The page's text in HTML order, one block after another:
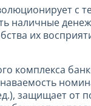
с
наличные
их
комплекса
защищает от